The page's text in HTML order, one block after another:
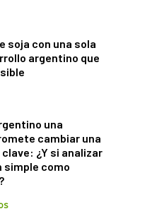
soja con una sola
argentino que
una
cambiar una
¿Y si analizar
simple como